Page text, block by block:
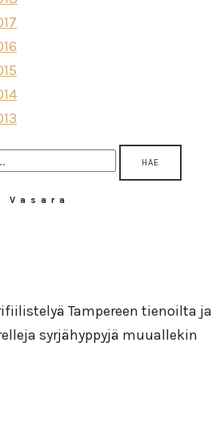
Vasara
Tampereen tienoilta ja
syrjähyppyjä muuallekin